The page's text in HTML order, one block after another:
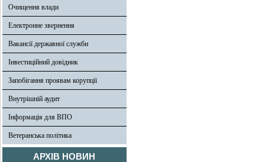
Очищення влади
Електронне звернення
Вакансії державної служби
Інвестиційний довідник
Запобігання проявам корупції
Внутрішній аудит
Інформація для ВПО
Ветеранська політика
АРХІВ НОВИН